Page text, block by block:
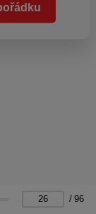
/ 96